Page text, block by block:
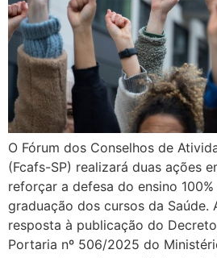
O Fórum dos Conselhos de
(Fcafs-SP) realizará duas ações
reforçar a defesa do ensino
graduação dos cursos da Saúde.
resposta à publicação do
Portaria nº 506/2025 do